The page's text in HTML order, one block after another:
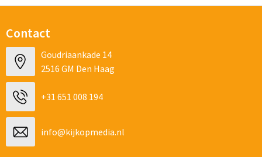
Contact
Goudriaankade 14
2516 GM Den Haag
+31 651 008 194
info@kijkopmedia.nl